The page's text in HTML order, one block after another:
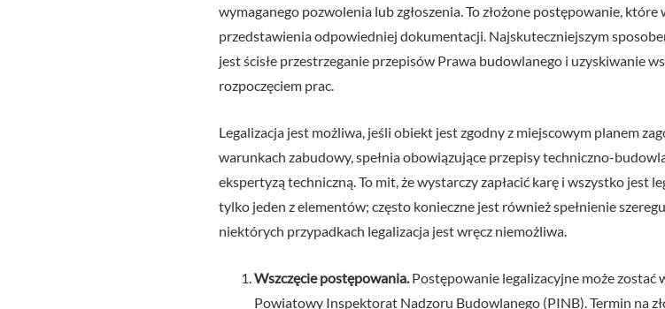
wymaganego pozwolenia lub zgłoszenia. To złożone postępowanie,
przedstawienia odpowiedniej dokumentacji. Najskuteczniejszym
jest ścisłe przestrzeganie przepisów Prawa budowlanego i uzyskiwanie
rozpoczęciem prac.
Legalizacja jest możliwa, jeśli obiekt jest zgodny z miejscowym planem
warunkach zabudowy, spełnia obowiązujące przepisy techniczno-
ekspertyzą techniczną. To mit, że wystarczy zapłacić karę i wszystko jest
tylko jeden z elementów; często konieczne jest również spełnienie
niektórych przypadkach legalizacja jest wręcz niemożliwa.
Wszczęcie postępowania. Postępowanie legalizacyjne może zostać
Powiatowy Inspektorat Nadzoru Budowlanego (PINB). Termin na